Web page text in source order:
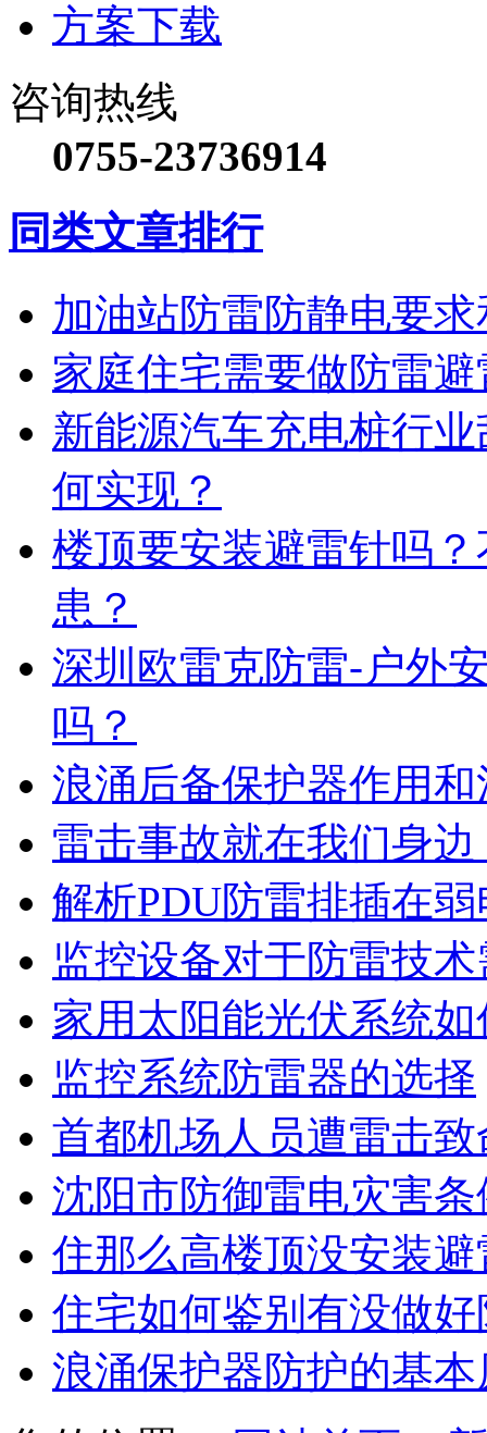
方案下载
咨询热线
0755-23736914
同类文章排行
加油站防雷防静电要
家庭住宅需要做防雷
新能源汽车充电桩行
何实现？
楼顶要安装避雷针吗
患？
深圳欧雷克防雷-户外
吗？
浪涌后备保护器作用
雷击事故就在我们身
解析PDU防雷排插在
监控设备对于防雷技
家用太阳能光伏系统
监控系统防雷器的选择
首都机场人员遭雷击
沈阳市防御雷电灾害条
住那么高楼顶没安装
住宅如何鉴别有没做
浪涌保护器防护的基本